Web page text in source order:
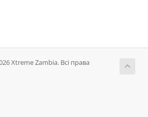
Xtreme Zambia. Всі права